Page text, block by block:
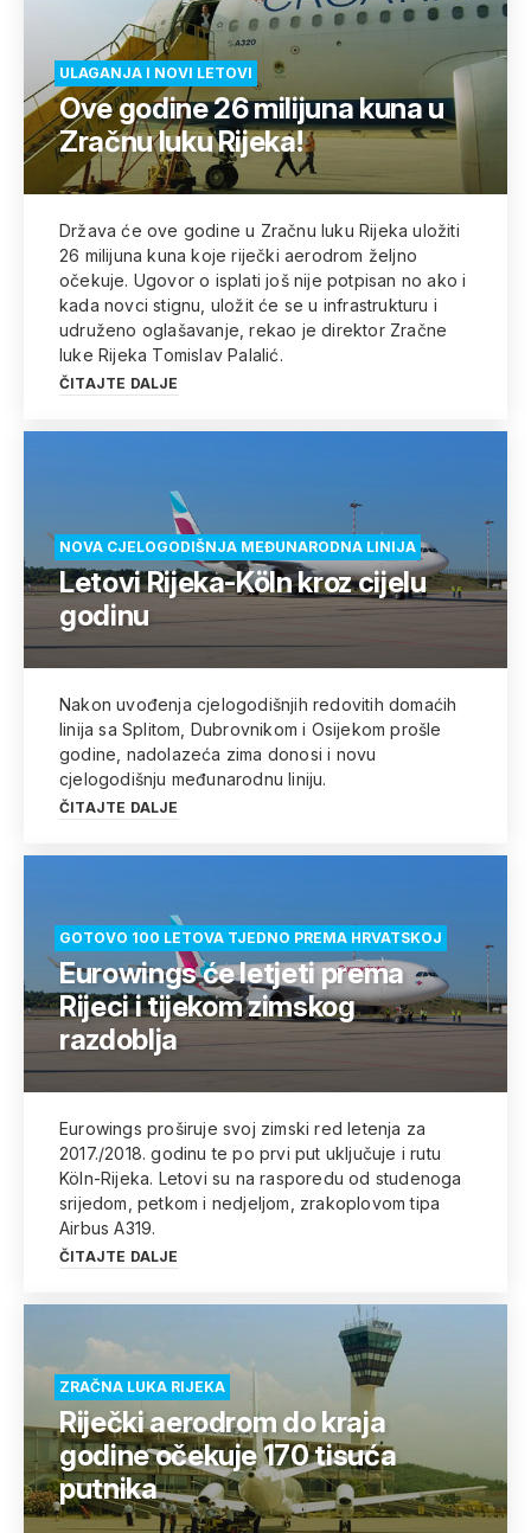
ULAGANJA I NOVI LETOVI
Ove godine 26 milijuna kuna u
Zračnu luku Rijeka!
Država će ove godine u Zračnu luku Rijeka uložiti
26 milijuna kuna koje riječki aerodrom željno
očekuje. Ugovor o isplati još nije potpisan no ako i
kada novci stignu, uložit će se u infrastrukturu i
udruženo oglašavanje, rekao je direktor Zračne
luke Rijeka Tomislav Palalić.
ČITAJTE DALJE
NOVA CJELOGODIŠNJA MEĐUNARODNA LINIJA
Letovi Rijeka-Köln kroz cijelu
godinu
Nakon uvođenja cjelogodišnjih redovitih domaćih
linija sa Splitom, Dubrovnikom i Osijekom prošle
godine, nadolazeća zima donosi i novu
cjelogodišnju međunarodnu liniju.
ČITAJTE DALJE
GOTOVO 100 LETOVA TJEDNO PREMA HRVATSKOJ
Eurowings će letjeti prema
Rijeci i tijekom zimskog
razdoblja
Eurowings proširuje svoj zimski red letenja za
2017./2018. godinu te po prvi put uključuje i rutu
Köln-Rijeka. Letovi su na rasporedu od studenoga
srijedom, petkom i nedjeljom, zrakoplovom tipa
Airbus A319.
ČITAJTE DALJE
ZRAČNA LUKA RIJEKA
Riječki aerodrom do kraja
godine očekuje 170 tisuća
putnika